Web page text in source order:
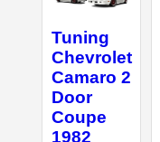
Tuning
Chevrolet
Camaro 2
Door
Coupe
1982